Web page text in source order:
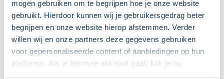
mogen gebruiken om te begrijpen hoe je onze website
gebruikt. Hierdoor kunnen wij je gebruikersgedrag beter
begrijpen en onze website hierop afstemmen. Verder
willen wij en onze partners deze gegevens gebruiken
voor gepersonaliseerde content of aanbiedingen op hun
platforms. Als je hiermee akkoord gaat, klik je op
Lepel